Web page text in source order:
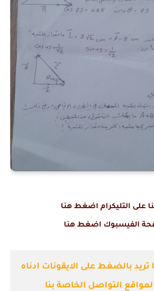
على التليكرام اضغط هنا
الفيسبوك اضغط هنا
تريد بالضغط على الايقونات ادناه
لمواقع التواصل الخاصة بنا